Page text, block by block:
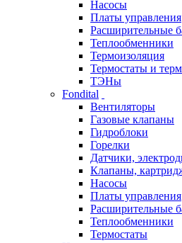
Насосы
Платы управления
Расширительные
Теплообменники
Термоизоляция
Термостаты и
ТЭНы
Fondital
Вентиляторы
Газовые клапаны
Гидроблоки
Горелки
Датчики,
Клапаны,
Насосы
Платы управления
Расширительные
Теплообменники
Термостаты